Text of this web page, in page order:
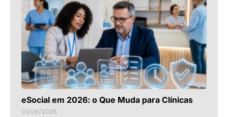
eSocial em 2026: o Que Muda para Clínicas
01/08/2026